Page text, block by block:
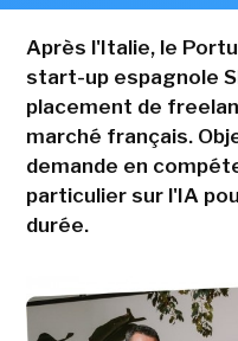
Après l'Italie, le
start-up espagnole
placement de
marché français.
demande en
particulier sur l'IA
durée.